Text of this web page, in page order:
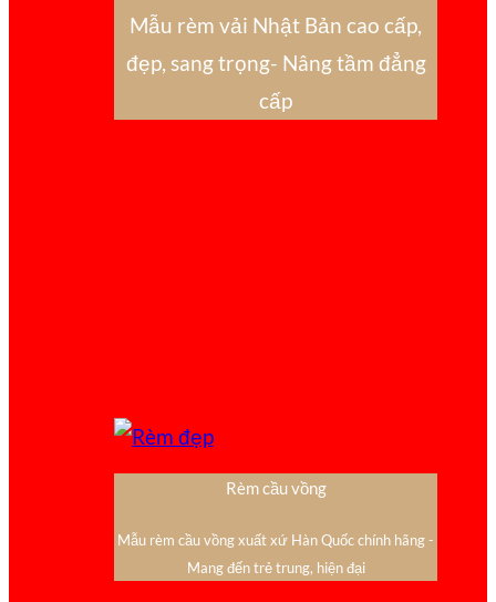
Mẫu rèm vải Nhật Bản cao cấp,
đẹp, sang trọng- Nâng tầm đẳng
cấp
Rèm cầu vồng
Mẫu rèm cầu vồng xuất xứ Hàn Quốc chính hãng -
Mang đến trẻ trung, hiện đại